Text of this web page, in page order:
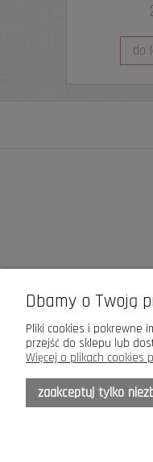
do
Dbamy o Twoją
Pliki cookies i pokrewne
przejść do sklepu lub
Więcej o plikach cookies
zaakceptuj tylko